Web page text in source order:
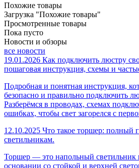
Похожие товары
Загрузка "Похожие товары"
Просмотренные товары
Пока пусто
Новости и обзоры
все новости
19.01.2026 Как подключить люстру
пошаговая инструкция, схемы и
Подробная и понятная инструкция,
безопасно и правильно подключить
Разберёмся в проводах, схемах
ошибках, чтобы свет загорелся с
12.10.2025 Что такое торшер: полный
светильникам.
Торшер — это напольный светильник
основании со стойкой и верхней